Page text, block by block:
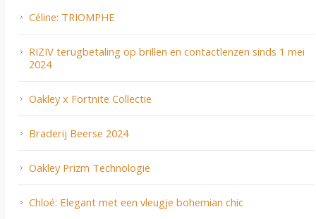
Céline: TRIOMPHE
RIZIV terugbetaling op brillen en contactlenzen sinds 1 mei
2024
Oakley x Fortnite Collectie
Braderij Beerse 2024
Oakley Prizm Technologie
Chloé: Elegant met een vleugje bohemian chic